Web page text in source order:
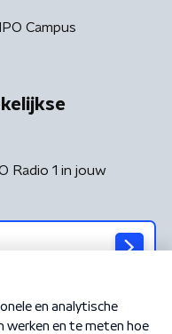
Campus
Radio 1 in jouw